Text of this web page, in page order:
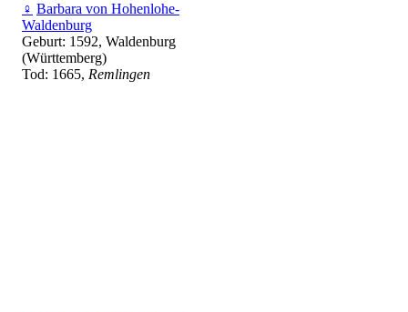
♀ Barbara von Hohenlohe-
Waldenburg
Geburt: 1592, Waldenburg
(Württemberg)
Tod: 1665, Remlingen